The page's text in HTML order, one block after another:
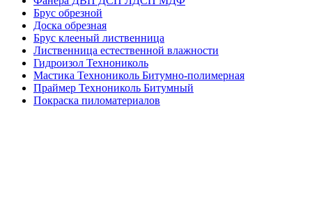
Брус обрезной
Доска обрезная
Брус клееный лиственница
Лиственница естественной влажности
Гидроизол Технониколь
Мастика Технониколь Битумно-полимерная
Праймер Технониколь Битумный
Покраска пиломатериалов